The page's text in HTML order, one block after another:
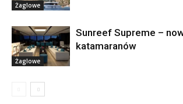
Żaglowe
Żaglowe
Sunreef Supreme –
katamaranów